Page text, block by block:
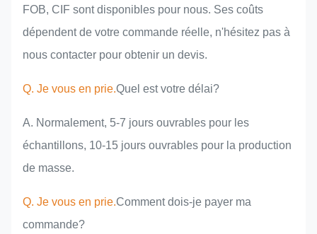
FOB, CIF sont disponibles pour nous. Ses coûts
dépendent de votre commande réelle, n'hésitez pas à
nous contacter pour obtenir un devis.
Q. Je vous en prie.Quel est votre délai?
A. Normalement, 5-7 jours ouvrables pour les
échantillons, 10-15 jours ouvrables pour la production
de masse.
Q. Je vous en prie.Comment dois-je payer ma
commande?